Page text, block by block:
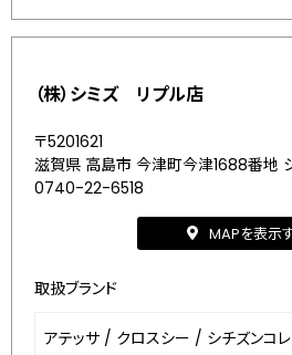
（株）シミズ リプル店
〒5201621
滋賀県 高島市 今津町今津1688番地
0740-22-6518
MAPを表示
取扱ブランド
アテッサ / クロスシー / シチズンコ